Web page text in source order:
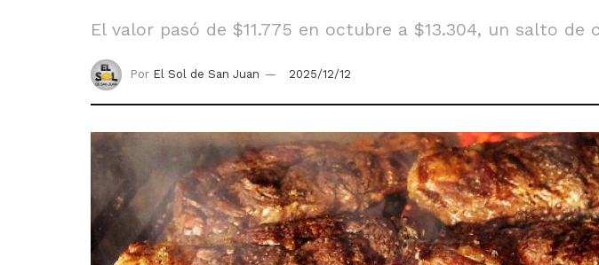
El valor pasó de $11.775 en octubre a $13.304, un salto de
Por El Sol de San Juan 2025/12/12